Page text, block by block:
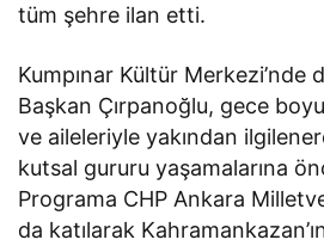
tüm şehre ilan etti.
Kumpınar Kültür
Başkan Çırpanoğlu, gece
ve aileleriyle yakından
kutsal gururu yaşamalarına
Programa CHP Ankara
da katılarak